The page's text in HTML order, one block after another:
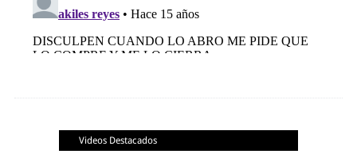
Videos Destacados